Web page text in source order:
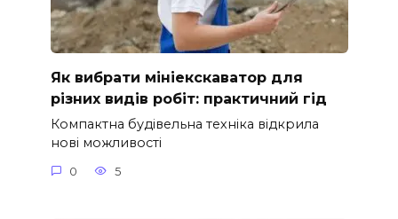
Як вибрати мініекскаватор для
різних видів робіт: практичний гід
Компактна будівельна техніка відкрила
нові можливості
0 5